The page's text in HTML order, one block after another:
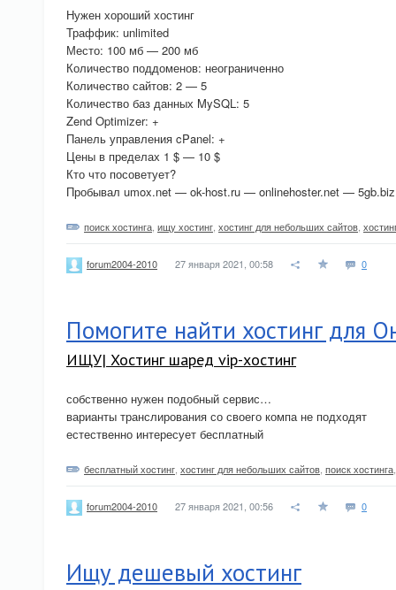
Нужен хороший хостинг
Траффик: unlimited
Место: 100 мб — 200 мб
Количество поддоменов: неограниченно
Количество сайтов: 2 — 5
Количество баз данных MySQL: 5
Zend Optimizer: +
Панель управления cPanel: +
Цены в пределах 1 $ — 10 $
Кто что посоветует?
Пробывал umox.net — ok-host.ru — onlinehoster.net — 5gb.biz
поиск хостинга ищу хостинг хостинг для небольших сайтов
forum2004-2010 27 января 2021, 00:58 0
Помогите найти хостинг для
ИЩУ| Хостинг шаред vip-хостинг
собственно нужен подобный сервис…
варианты транслирования со своего компа не подходят
естественно интересует бесплатный
бесплатный хостинг хостинг для небольших сайтов поиск хостинга
forum2004-2010 27 января 2021, 00:56 0
Ищу дешевый хостинг